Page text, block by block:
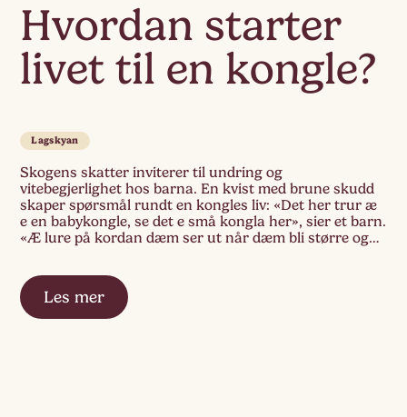
Hvordan starter
livet til en kongle?
Lagskyan
Skogens skatter inviterer til undring og
vitebegjerlighet hos barna. En kvist med brune skudd
skaper spørsmål rundt en kongles liv: «Det her trur æ
e en babykongle, se det e små kongla her», sier et barn.
«Æ lure på kordan dæm ser ut når dæm bli større og
Les mer